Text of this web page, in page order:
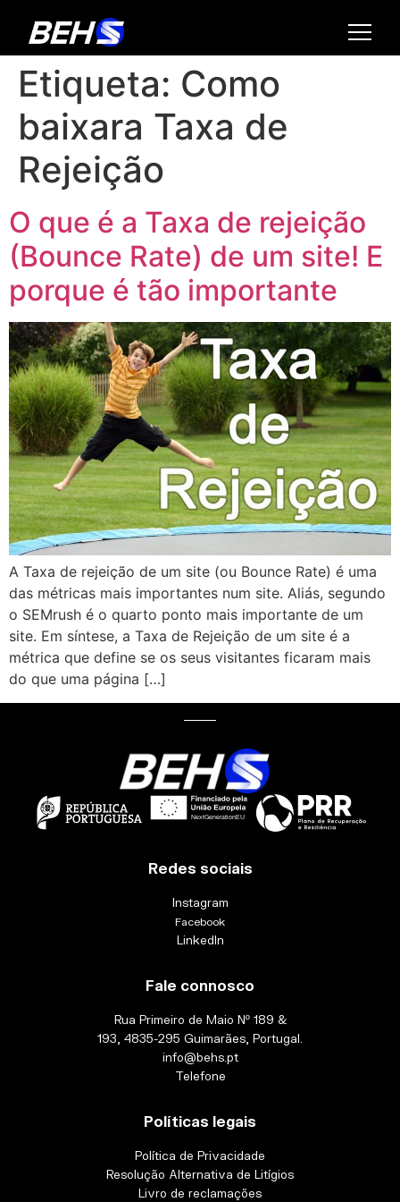
Etiqueta: Como
baixara Taxa de
Rejeição
O que é a Taxa de rejeição
(Bounce Rate) de um site! E
porque é tão importante
A Taxa de rejeição de um site (ou Bounce Rate) é uma
das métricas mais importantes num site. Aliás, segundo
o SEMrush é o quarto ponto mais importante de um
site. Em síntese, a Taxa de Rejeição de um site é a
métrica que define se os seus visitantes ficaram mais
do que uma página […]
Redes sociais
Instagram
Facebook
LinkedIn
Fale connosco
Rua Primeiro de Maio Nº 189 &
193, 4835-295 Guimarães, Portugal.
info@behs.pt
Telefone
Políticas legais
Política de Privacidade
Resolução Alternativa de Litígios
Livro de reclamações